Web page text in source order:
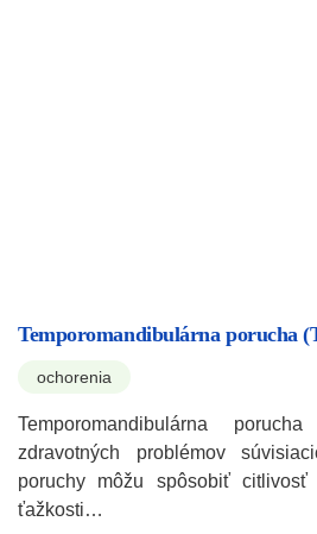
Temporomandibulárna porucha
ochorenia
Temporomandibulárna
zdravotných problémov
poruchy môžu spôsobiť
ťažkosti…